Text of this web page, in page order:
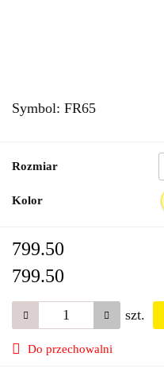
Symbol: FR65
Rozmiar
Kolor
799.50
799.50
szt.
Do przechowalni